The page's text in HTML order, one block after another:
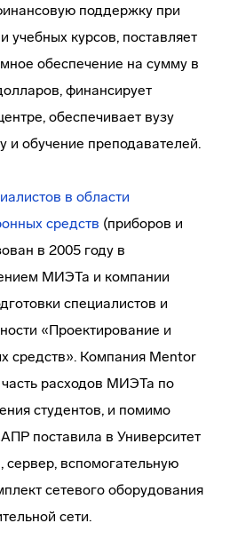
поддержку при
учебных курсов, поставляет
обеспечение на сумму в
финансирует
обеспечивает вузу
и обучение преподавателей.
в области
средств (приборов и
в 2005 году в
МИЭТа и компании
специалистов и
«Проектирование и
средств». Компания Mentor
расходов МИЭТа по
студентов, и помимо
поставила в Университет
сервер, вспомогательную
сетевого оборудования
сети.